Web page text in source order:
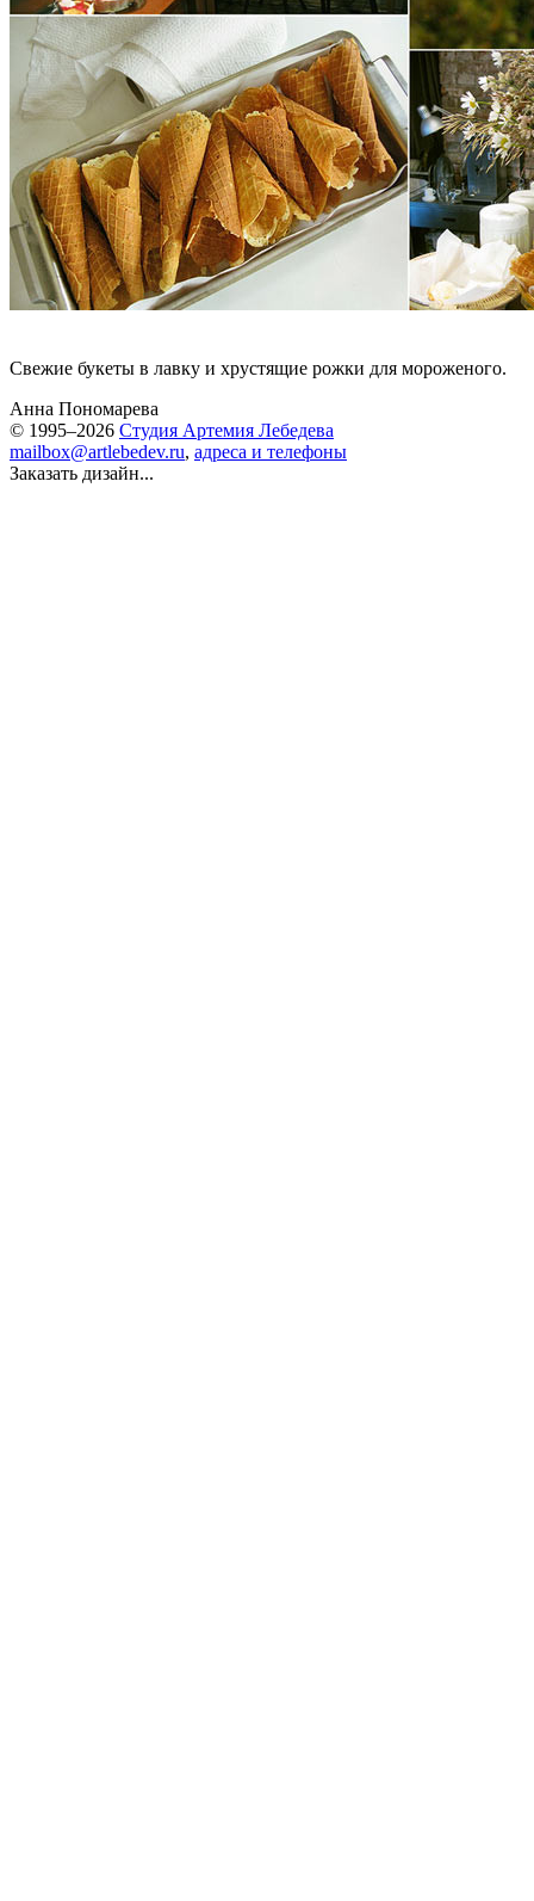
Cвежие букеты в лавку и хрустящие рожки для мороженого.
Анна Пономарева
© 1995–2026 Студия Артемия Лебедева
mailbox@artlebedev.ru, адреса и телефоны
Заказать дизайн...